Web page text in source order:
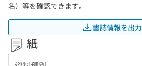
名）等を確認できます。
書誌情報を出力
紙